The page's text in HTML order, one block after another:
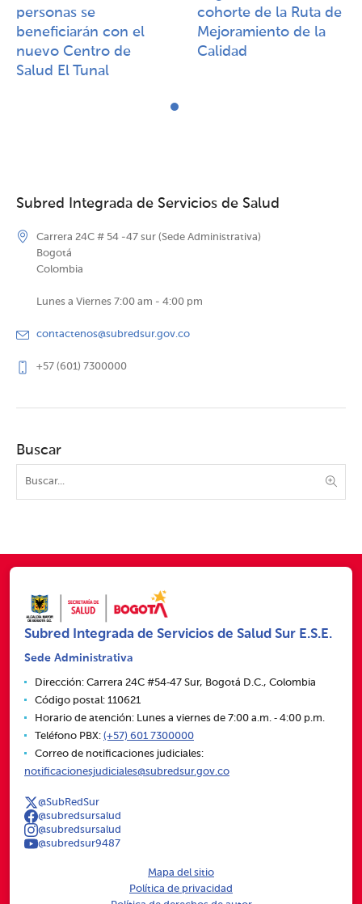
personas se
beneficiarán con el
nuevo Centro de
Salud El Tunal
cohorte de la Ruta de
Mejoramiento de la
Calidad​​
Subred Integrada de Servicios de Salud
Carrera 24C # 54 -47 sur (Sede Administrativa)
Bogotá
Colombia
Lunes a Viernes 7:00 am - 4:00 pm
contactenos@subredsur.gov.co
+57 (601) 7300000
Buscar
Subred Integrada de Servicios de Salud Sur E.S.E.
Sede Administrativa
Dirección: Carrera 24C #54‑47 Sur, Bogotá D.C., Colombia
Código postal: 110621
Horario de atención: Lunes a viernes de 7:00 a.m. ‑ 4:00 p.m.
Teléfono PBX: (+57) 601 7300000
Correo de notificaciones judiciales:
notificacionesjudiciales@subredsur.gov.co
@SubRedSur
@subredsursalud
@subredsursalud
@subredsur9487
Mapa del sitio
Política de privacidad